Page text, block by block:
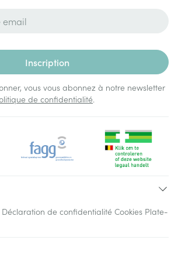
Inscription
vous vous abonnez à notre newsletter
de confidentialité.
Déclaration de confidentialité Cookies Plate-